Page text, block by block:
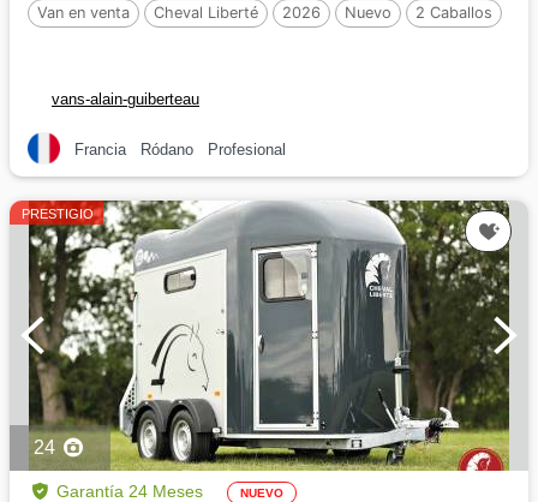
Van en venta Cheval Liberté 2026 Nuevo 2 Caballos
vans-alain-guiberteau
Francia Ródano Profesional
PRESTIGIO
24
Garantía 24 Meses NUEVO